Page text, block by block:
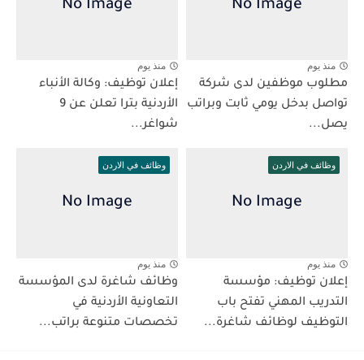
منذ يوم
مطلوب موظفين لدى شركة
تواصل بدخل يومي ثابت وبراتب
يصل...
منذ يوم
إعلان توظيف: وكالة الأنباء
الأردنية بترا تعلن عن 9
شواغر...
وظائف في الاردن
منذ يوم
إعلان توظيف: مؤسسة
التدريب المهني تفتح باب
التوظيف لوظائف شاغرة...
وظائف في الاردن
منذ يوم
وظائف شاغرة لدى المؤسسة
التعاونية الأردنية في
تخصصات متنوعة براتب...